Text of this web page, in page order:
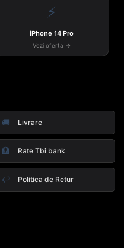
⚡
iPhone 14 Pro
Vezi oferta →
🚚 Livrare
🏦 Rate Tbi bank
↩️ Politica de Retur